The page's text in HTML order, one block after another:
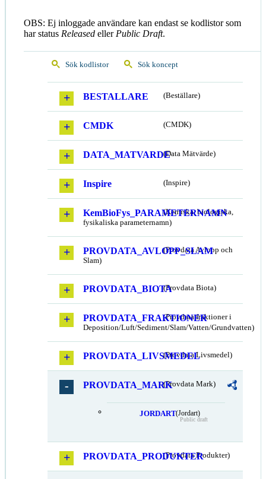
OBS: Ej inloggade användare kan endast se kodlistor som
har status Released eller Public Draft.
Sök kodlistor Sök koncept
BESTALLARE (Beställare)
CMDK (CMDK)
DATA_MATVARDE(Data Mätvärde)
Inspire (Inspire)
KemBioFys_PARAMETERNAMN
(Kemiska, biologiska,
fysikaliska parameternamn)
PROVDATA_AVLOPP_SLAM
(Provdata Avlopp och
Slam)
PROVDATA_BIOTA(Provdata Biota)
PROVDATA_FRAKTIONER
(Provdata fraktioner i
Deposition/Luft/Sediment/Slam/Vatten/Grundvatten)
PROVDATA_LIVSMEDEL
(Provdata Livsmedel)
PROVDATA_MARK(Provdata Mark)
JORDART(Jordart)
Public draft
PROVDATA_PRODUKTER
(Provdata Produkter)